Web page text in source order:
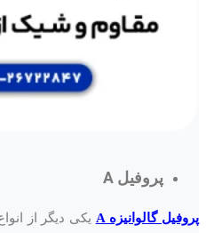
پروفیل A
پروفیل گالوانیزه A
یکی دیگر از